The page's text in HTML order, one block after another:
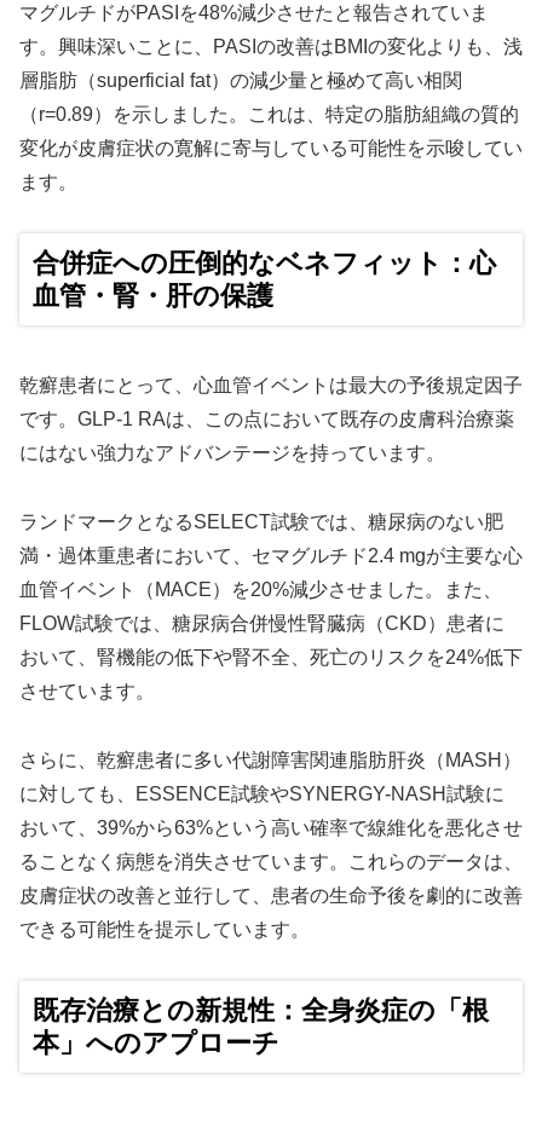
マグルチドがPASIを48%減少させたと報告されていま
す。興味深いことに、PASIの改善はBMIの変化よりも、浅
層脂肪（superficial fat）の減少量と極めて高い相関
（r=0.89）を示しました。これは、特定の脂肪組織の質的
変化が皮膚症状の寛解に寄与している可能性を示唆してい
ます。
合併症への圧倒的なベネフィット：心
血管・腎・肝の保護
乾癬患者にとって、心血管イベントは最大の予後規定因子
です。GLP-1 RAは、この点において既存の皮膚科治療薬
にはない強力なアドバンテージを持っています。
ランドマークとなるSELECT試験では、糖尿病のない肥
満・過体重患者において、セマグルチド2.4 mgが主要な心
血管イベント（MACE）を20%減少させました。また、
FLOW試験では、糖尿病合併慢性腎臓病（CKD）患者に
おいて、腎機能の低下や腎不全、死亡のリスクを24%低下
させています。
さらに、乾癬患者に多い代謝障害関連脂肪肝炎（MASH）
に対しても、ESSENCE試験やSYNERGY-NASH試験に
おいて、39%から63%という高い確率で線維化を悪化させ
ることなく病態を消失させています。これらのデータは、
皮膚症状の改善と並行して、患者の生命予後を劇的に改善
できる可能性を提示しています。
既存治療との新規性：全身炎症の「根
本」へのアプローチ